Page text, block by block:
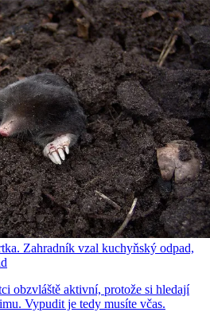
Zahradník vzal kuchyňský odpad,
obzvláště aktivní, protože si hledají
Vypudit je tedy musíte včas.